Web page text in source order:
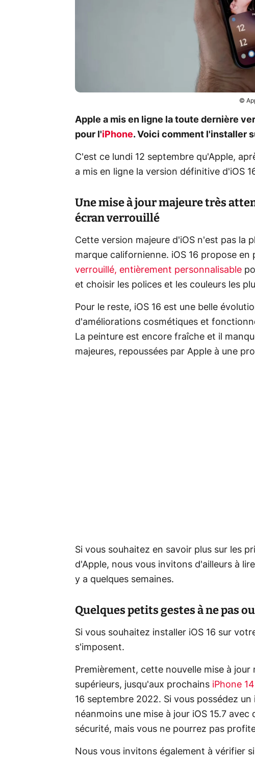
©
Apple a mis en ligne la toute dernière
pour l'iPhone. Voici comment l'installer
C'est ce lundi 12 septembre qu'Apple,
a mis en ligne la version définitive d'iOS
Une mise à jour majeure très
écran verrouillé
Cette version majeure d'iOS n'est pas la
marque californienne. iOS 16 propose en
verrouillé, entièrement personnalisable
et choisir les polices et les couleurs les
Pour le reste, iOS 16 est une belle
d'améliorations cosmétiques et
La peinture est encore fraîche et il
majeures, repoussées par Apple à une
Si vous souhaitez en savoir plus sur les
d'Apple, nous vous invitons d'ailleurs à
y a quelques semaines.
Quelques petits gestes à ne pas
Si vous souhaitez installer iOS 16 sur
s'imposent.
Premièrement, cette nouvelle mise à
supérieurs, jusqu'aux prochains iPhone
16 septembre 2022. Si vous possédez
néanmoins une mise à jour iOS 15.7
sécurité, mais vous ne pourrez pas
Nous vous invitons également à vérifier